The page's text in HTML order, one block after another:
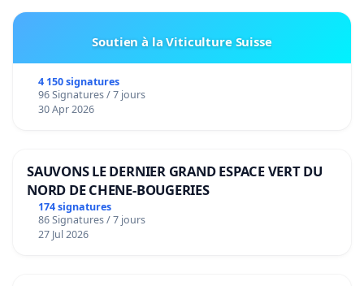
Soutien à la Viticulture Suisse
4 150 signatures
96 Signatures / 7 jours
30 Apr 2026
SAUVONS LE DERNIER GRAND ESPACE VERT DU
NORD DE CHENE-BOUGERIES
174 signatures
86 Signatures / 7 jours
27 Jul 2026